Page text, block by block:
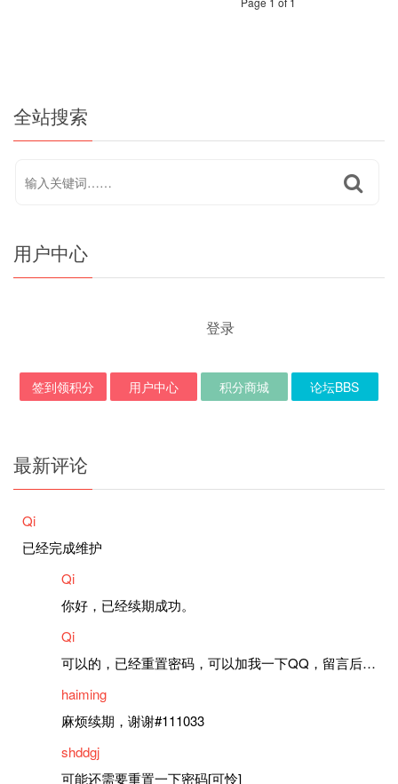
全站搜索
用户中心
登录
签到领积分 用户中心 积分商城 论坛BBS
最新评论
Qi
已经完成维护
Qi
你好，已经续期成功。
Qi
可以的，已经重置密码，可以加我一下QQ，留言后我就发密码给你。
haiming
麻烦续期，谢谢#111033
shddgj
可能还需要重置一下密码[可怜]